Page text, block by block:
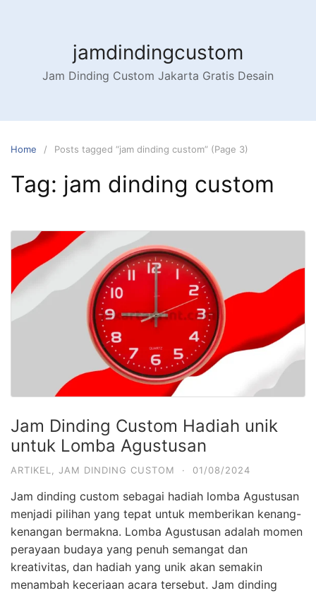
jamdindingcustom
Jam Dinding Custom Jakarta Gratis Desain
Home Posts tagged “jam dinding custom” (Page 3)
Tag: jam dinding custom
Jam Dinding Custom Hadiah unik
untuk Lomba Agustusan
ARTIKEL JAM DINDING CUSTOM · 01/08/2024
Jam dinding custom sebagai hadiah lomba Agustusan
menjadi pilihan yang tepat untuk memberikan kenang-
kenangan bermakna. Lomba Agustusan adalah momen
perayaan budaya yang penuh semangat dan
kreativitas, dan hadiah yang unik akan semakin
menambah keceriaan acara tersebut. Jam dinding